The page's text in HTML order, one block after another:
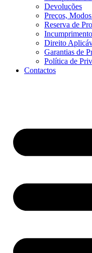
Devoluções
Preços,
Reserva de
Incumprimento
Direito
Garantias de
Política de
Contactos